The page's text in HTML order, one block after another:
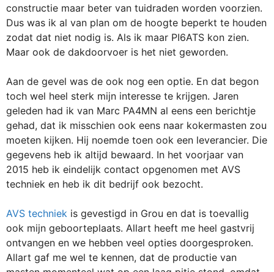
constructie maar beter van tuidraden worden voorzien.
Dus was ik al van plan om de hoogte beperkt te houden
zodat dat niet nodig is. Als ik maar PI6ATS kon zien.
Maar ook de dakdoorvoer is het niet geworden.
Aan de gevel was de ook nog een optie. En dat begon
toch wel heel sterk mijn interesse te krijgen. Jaren
geleden had ik van Marc PA4MN al eens een berichtje
gehad, dat ik misschien ook eens naar kokermasten zou
moeten kijken. Hij noemde toen ook een leverancier. Die
gegevens heb ik altijd bewaard. In het voorjaar van
2015 heb ik eindelijk contact opgenomen met AVS
techniek en heb ik dit bedrijf ook bezocht.
AVS techniek is gevestigd in Grou en dat is toevallig
ook mijn geboorteplaats. Allart heeft me heel gastvrij
ontvangen en we hebben veel opties doorgesproken.
Allart gaf me wel te kennen, dat de productie van